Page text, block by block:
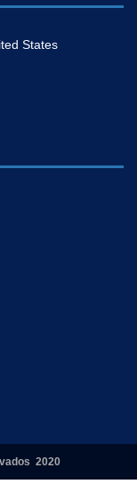
States
2020